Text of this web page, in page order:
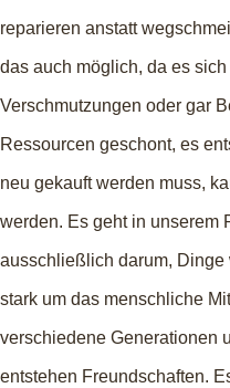
reparieren anstatt
das auch möglich, da es
Verschmutzungen oder gar
Ressourcen geschont, es
neu gekauft werden muss,
werden. Es geht in unserem
ausschließlich darum,
stark um das menschliche
verschiedene Generationen
entstehen Freundschaften.